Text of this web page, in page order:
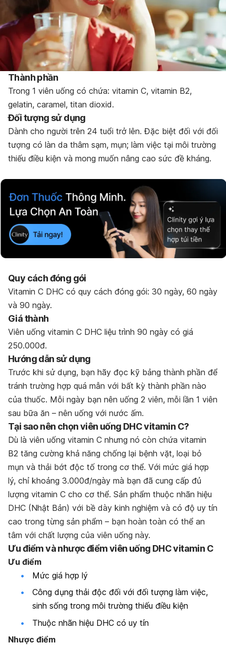
Thành phần
Trong 1 viên uống có chứa: vitamin C, vitamin B2,
gelatin, caramel, titan dioxid.
Đối tượng sử dụng
Dành cho người trên 24 tuổi trở lên. Đặc biệt đối với đối
tượng có làn da thâm sạm, mụn; làm việc tại môi trường
thiếu điều kiện và mong muốn nâng cao sức đề kháng.
Quy cách đóng gói
Vitamin C DHC có quy cách đóng gói: 30 ngày, 60 ngày
và 90 ngày.
Giá thành
Viên uống vitamin C DHC liệu trình 90 ngày có giá
250.000đ.
Hướng dẫn sử dụng
Trước khi sử dụng, bạn hãy đọc kỹ bảng thành phần để
tránh trường hợp quá mẫn với bất kỳ thành phần nào
của thuốc. Mỗi ngày bạn nên uống 2 viên, mỗi lần 1 viên
sau bữa ăn – nên uống với nước ấm.
Tại sao nên chọn viên uống DHC vitamin C?
Dù là viên uống vitamin C nhưng nó còn chứa vitamin
B2 tăng cường khả năng chống lại bệnh vặt, loại bỏ
mụn và thải bớt độc tố trong cơ thể. Với mức giá hợp
lý, chỉ khoảng 3.000đ/ngày mà bạn đã cung cấp đủ
lượng vitamin C cho cơ thể. Sản phẩm thuộc nhãn hiệu
DHC (Nhật Bản) với bề dày kinh nghiệm và có độ uy tín
cao trong từng sản phẩm – bạn hoàn toàn có thể an
tâm với chất lượng của viên uống này.
Ưu điểm và nhược điểm viên uống DHC vitamin C
Ưu điểm
Mức giá hợp lý
Công dụng thải độc đối với đối tượng làm việc,
sinh sống trong môi trường thiếu điều kiện
Thuộc nhãn hiệu DHC có uy tín
Nhược điểm